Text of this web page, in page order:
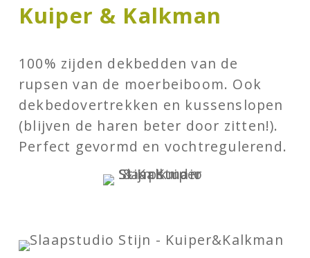
Kuiper & Kalkman
100% zijden dekbedden van de
rupsen van de moerbeiboom. Ook
dekbedovertrekken en kussenslopen
(blijven de haren beter door zitten!).
Perfect gevormd en vochtregulerend.